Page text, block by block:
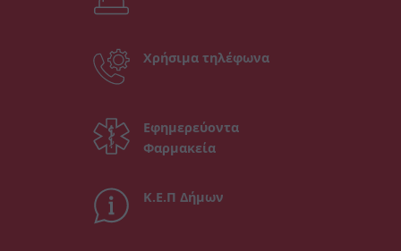
Χρήσιμα τηλέφωνα
Εφημερεύοντα
Φαρμακεία
Κ.Ε.Π Δήμων